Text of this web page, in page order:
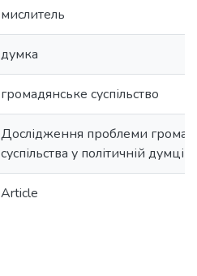
мислитель
думка
громадянське суспільство
Дослідження проблеми
суспільства у політичній думці
Article